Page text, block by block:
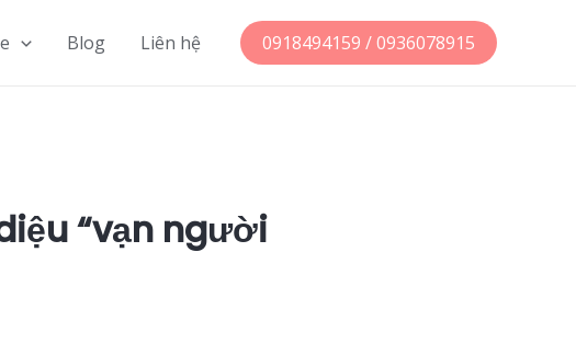
Blog Liên hệ 0918494159 / 0936078915
“vạn người